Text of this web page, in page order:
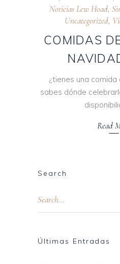
Noticias Lew Hoad,
Uncategorized,
COMIDAS
¿tienes una
sabes dónde
Read
Search
Últimas Entradas